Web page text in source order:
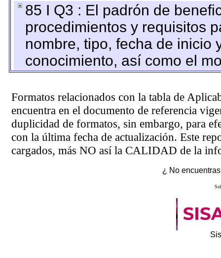
85 I Q3 : El padrón de
procedimientos y requisitos
nombre, tipo, fecha de inicio
conocimiento, así como el
Formatos relacionados con la tabla de
encuentra en el documento de referencia
duplicidad de formatos, sin embargo, para
con la última fecha de actualización. Este
cargados, más NO así la CALIDAD de la
¿ No